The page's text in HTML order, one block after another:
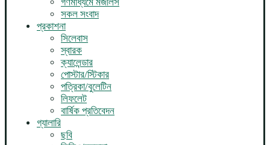
সকল সংবাদ
প্রকাশনা
সিলেবাস
স্বারক
ক্যালেন্ডার
পোস্টার/স্টিকার
পত্রিকা/বুলেটিন
লিফলেট
বার্ষিক প্রতিবেদন
গ্যালারি
ছবি